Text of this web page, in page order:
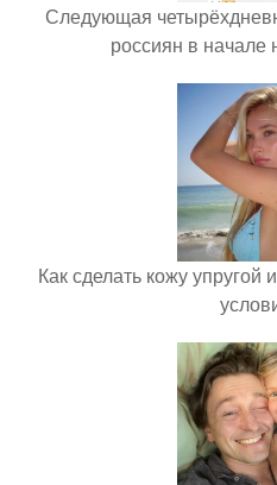
Следующая
россиян в начале
Как сделать кожу